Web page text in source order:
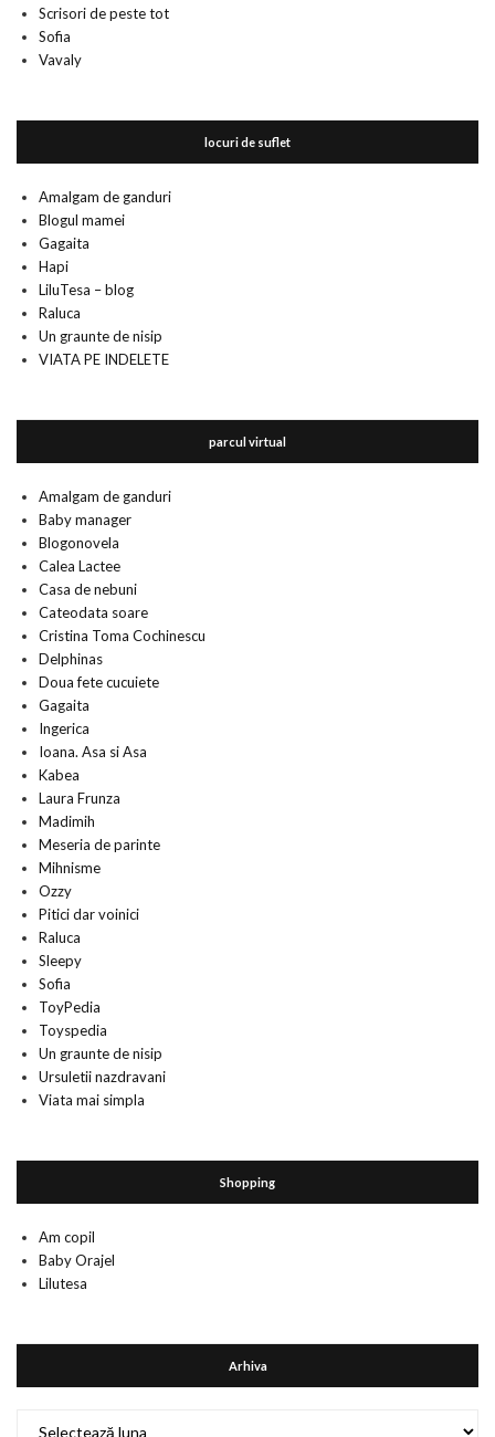
Scrisori de peste tot
Sofia
Vavaly
locuri de suflet
Amalgam de ganduri
Blogul mamei
Gagaita
Hapi
LiluTesa – blog
Raluca
Un graunte de nisip
VIATA PE INDELETE
parcul virtual
Amalgam de ganduri
Baby manager
Blogonovela
Calea Lactee
Casa de nebuni
Cateodata soare
Cristina Toma Cochinescu
Delphinas
Doua fete cucuiete
Gagaita
Ingerica
Ioana. Asa si Asa
Kabea
Laura Frunza
Madimih
Meseria de parinte
Mihnisme
Ozzy
Pitici dar voinici
Raluca
Sleepy
Sofia
ToyPedia
Toyspedia
Un graunte de nisip
Ursuletii nazdravani
Viata mai simpla
Shopping
Am copil
Baby Orajel
Lilutesa
Arhiva